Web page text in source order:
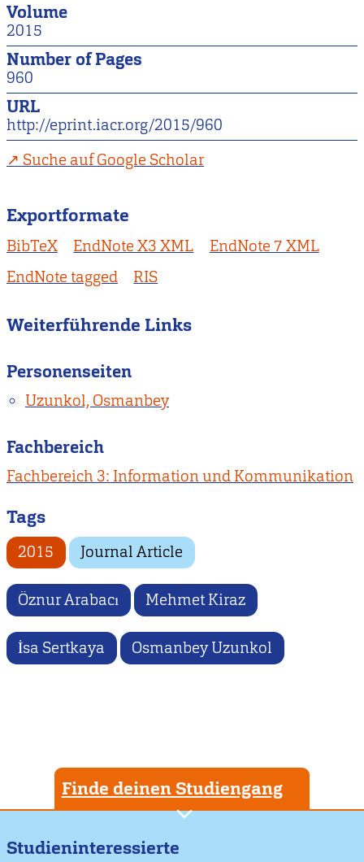
Volume
2015
Number of Pages
960
URL
http://eprint.iacr.org/2015/960
Suche auf Google Scholar
Exportformate
BibTeX EndNote X3 XML
EndNote 7 XML
EndNote tagged
RIS
Weiterführende Links
Personenseiten
Uzunkol, Osmanbey
Fachbereich
Fachbereich 3: Information und Kommunikation
Tags
2015 Journal Article
Öznur Arabacı Mehmet Kiraz
İsa Sertkaya Osmanbey Uzunkol
Finde deinen Studiengang
Studieninteressierte